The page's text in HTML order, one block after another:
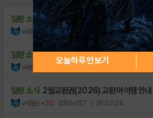
외부링크 글 작성하지 말아주세요
ㄴㅇㅈ 글 이동 기준
게시판 이용 공지 추가(수정 23. 03. 3..
[알림] 페그오 게시판 이용 안내 (08.28..
일판 소식 4월 교환권(2026)교환 아이템 안내
v세토v+30 조회수:158 | 26.04.03
일판 소식 3월 교환권(2026) 교환아이템 안내
v세토v
일판 소식 2월교환권(2026) 교환 아이템 안내
v세토v +30 조회수:157 | 26.02.04
오늘하루 안보기